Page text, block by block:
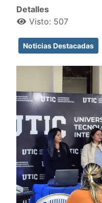
Detalles
Visto: 507
Noticias Destacadas